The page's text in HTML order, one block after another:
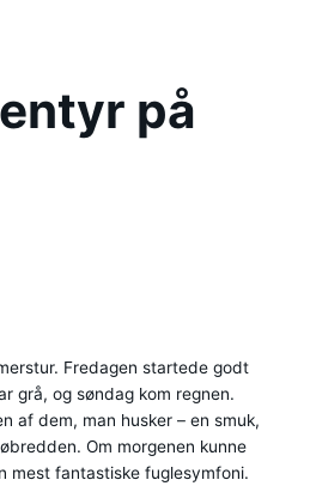
på
Fredagen startede godt
grå, og søndag kom regnen.
af dem, man husker – en smuk,
Om morgenen kunne
mest fantastiske fuglesymfoni.